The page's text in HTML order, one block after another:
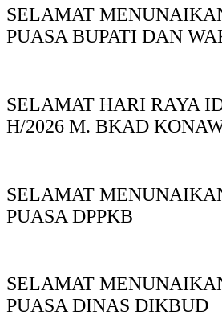
SELAMAT
PUASA BUPATI DAN
SELAMAT HARI RAYA
H/2026 M. BKAD
SELAMAT
PUASA DPPKB
SELAMAT
PUASA DINAS DIKBUD